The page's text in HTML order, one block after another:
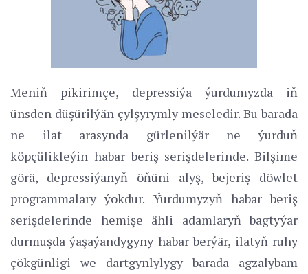
Meniň pikirimçe, depressiýa ýurdumyzda iň
ünsden düşürilýän çylşyrymly meseledir. Bu barada
ne ilat arasynda gürlenilýär ne ýurduň
köpçülikleýin habar beriş serişdelerinde. Bilşime
görä, depressiýanyň öňüni alyş, bejeriş döwlet
programmalary ýokdur. Ýurdumyzyň habar beriş
serişdelerinde hemişe ähli adamlaryň bagtyýar
durmuşda ýaşaýandygyny habar berýär, ilatyň ruhy
çökgünligi we dartgynlylygy barada agzalybam